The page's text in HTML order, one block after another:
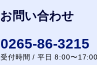
お問い合わせ
0265-86-3215
受付時間 / 平日 8:00〜17:00